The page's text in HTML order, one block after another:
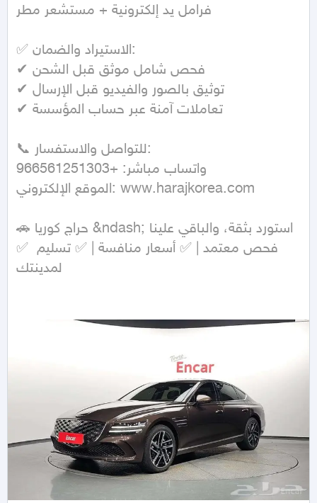
فرامل يد إلكترونية + مستشعر مطر
✅ الاستيراد والضمان:
✔ فحص شامل موثق قبل الشحن
✔ توثيق بالصور والفيديو قبل الإرسال
✔ تعاملات آمنة عبر حساب المؤسسة
📞 للتواصل والاستفسار:
واتساب مباشر: +966561251303
الموقع الإلكتروني: www.harajkorea.com
🚗 حراج كوريا &ndash; استورد بثقة، والباقي علينا
✅ فحص معتمد | ✅ أسعار منافسة | ✅ تسليم
لمدينتك